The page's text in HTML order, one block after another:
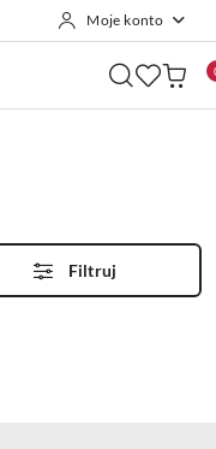
Moje konto
Filtruj